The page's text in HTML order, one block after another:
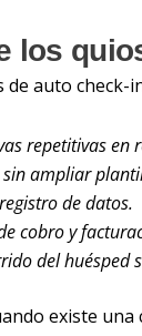
los
auto check-
repetitivas en
sin ampliar
de datos.
cobro y
del huésped
existe